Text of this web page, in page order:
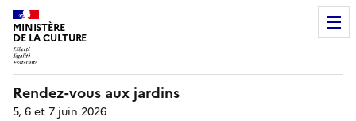
MINISTÈRE
DE LA CULTURE
Rendez-vous aux jardins
5, 6 et 7 juin 2026